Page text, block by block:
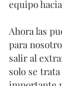
equipo
Ahora las
para
salir al
solo se